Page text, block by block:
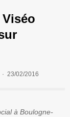
Viséo
23/02/2016
à Boulogne-